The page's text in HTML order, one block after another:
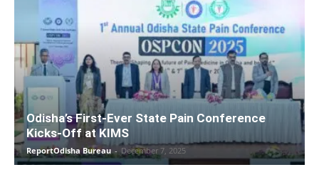
Odisha’s First-Ever State Pain Conference
Kicks-Off at KIMS
ReportOdisha Bureau - December 7, 2025